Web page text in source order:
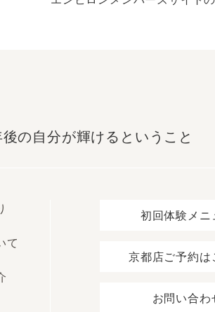
の自分が輝けるということ
て
初回体験メニ
京都店ご予約は
お問い合わ